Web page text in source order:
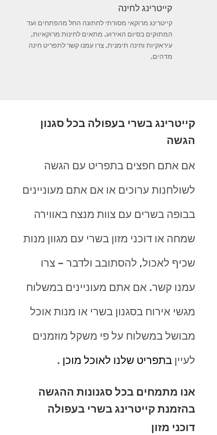
קייטרינג לחינה
קייטרינג מרוקאי מסורתי לחתונה החל מהפתחים ועד
המתוקים בסיום האירוע. מתאים לחינות מרוקאיות,
עיראקיות וחינה תימנית. צרו עמנו קשר לתפריט חינה
מדהים.
קייטרינג בשרי בעפולה בכל סגנון
הגשה
אם אתם חפצים בתפריט עם הגשה
לשולחנות ערוכים או אם אתם מעוניינים
בבופה בשרים עם צוות מנצח באווירה
שמחה או דוכני מזון בשרי עם מגוון מנות
שכיף לאכול, להסתובב ולדבר – צרו
עמנו קשר. אם אתם מעוניינים במשלוח
מגשי אירוח בסגנון בשרי או מנות אוכל
מבושל במשלוח על פי משקל מוזמנים
לעיין בתפריט שלנו לאוכל מוכן .
אנו מתמחים בכל סגנונות ההגשה
בהזמנת קייטרינג בשרי בעפולה
דוכני מזון